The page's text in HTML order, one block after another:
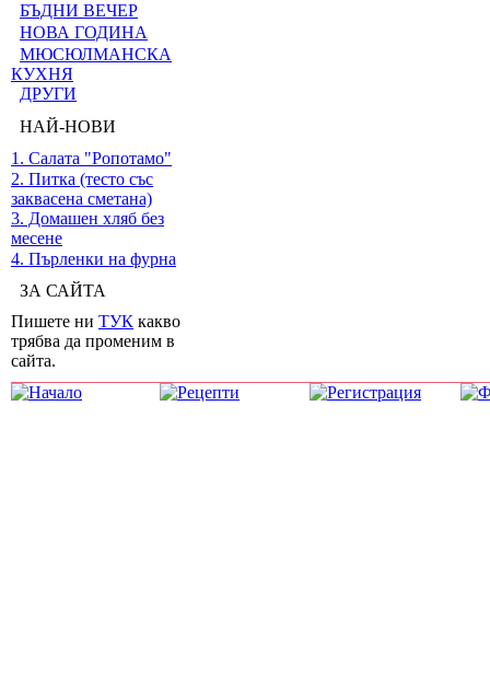
БЪДНИ ВЕЧЕР
НОВА ГОДИНА
МЮСЮЛМАНСКА
КУХНЯ
ДРУГИ
НАЙ-НОВИ
1. Салата "Ропотамо"
2. Питка (тесто със
заквасена сметана)
3. Домашен хляб без
месене
4. Пърленки на фурна
ЗА САЙТА
Пишете ни ТУК какво
трябва да променим в
сайта.